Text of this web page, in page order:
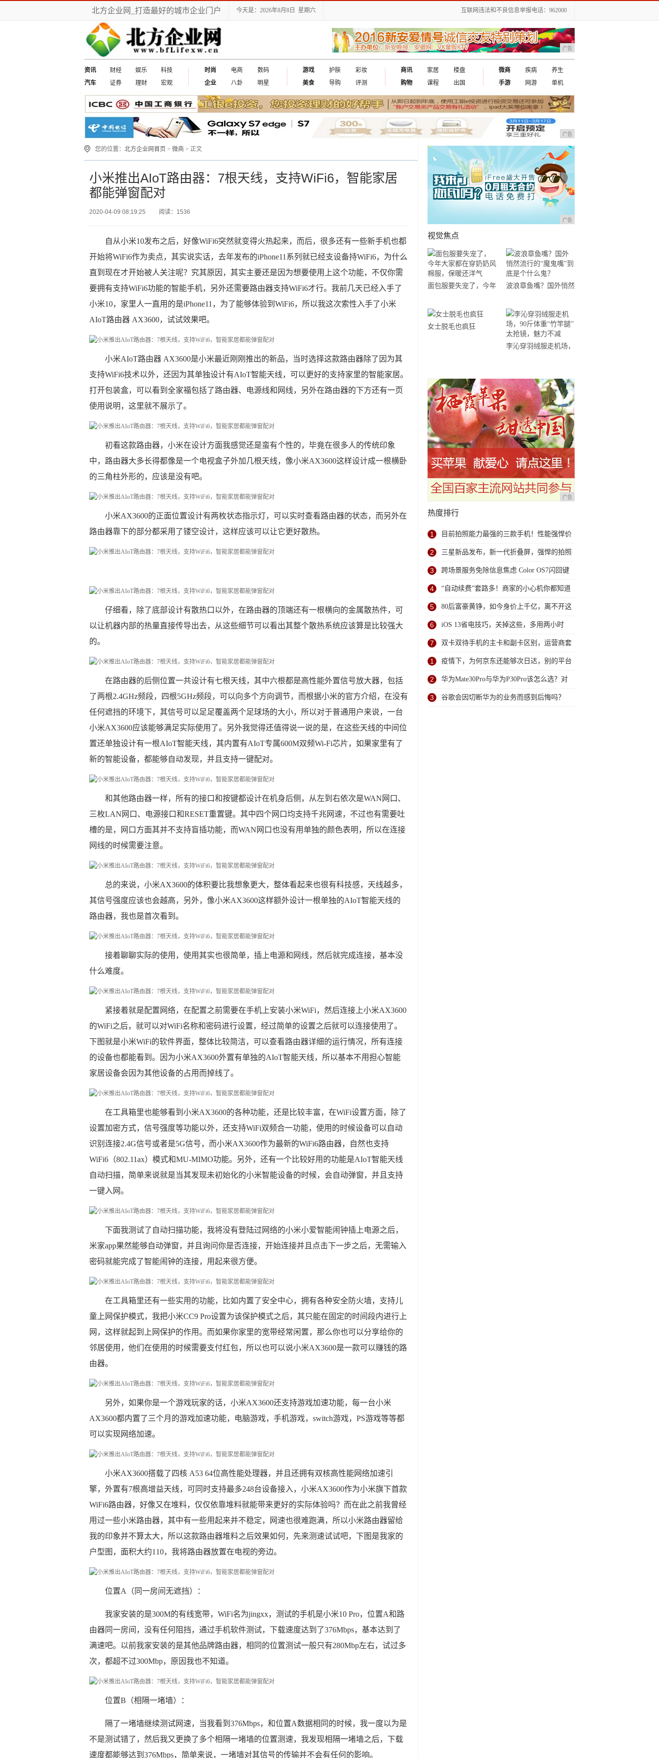
北方企业网_打造最好的城市企业门户 今天是：2026年8月8日 星期六 互联网违法和不良信息举报电话：962000
广告
资讯 财经 娱乐
科技
汽车
证券 理财 宏观
时尚 电商
数码
企业
八卦 明星
游戏 护肤
彩妆
美食
导购 评测
商讯 家居
楼盘
购物
课程 出国
微商 疾病
养生
手游
网游 单机
广告
您的位置： 北方企业网首页 > 微商 > 正文
小米推出AIoT路由器：7根天线，支持WiFi6，智能家居
都能弹窗配对
2020-04-09 08:19:25 阅读：1536
自从小米10发布之后，好像WiFi6突然就变得火热起来，而后，很多还有一些新手机也都
开始将WiFi6作为卖点，其实说实话，去年发布的iPhone11系列就已经支设备持WiFi6，为什么
直到现在才开始被人关注呢？究其原因，其实主要还是因为想要使用上这个功能，不仅你需
要拥有支持WiFi6功能的智能手机，另外还需要路由器支持WiFi6才行。我前几天已经入手了
小米10，家里人一直用的是iPhone11，为了能够体验到WiFi6，所以我这次索性入手了小米
AIoT路由器 AX3600，试试效果吧。
小米AIoT路由器 AX3600是小米最近刚刚推出的新品，当时选择这款路由器除了因为其
支持WiFi6技术以外，还因为其单独设计有AIoT智能天线，可以更好的支持家里的智能家居。
打开包装盒，可以看到全家福包括了路由器、电源线和网线，另外在路由器的下方还有一页
使用说明，这里就不展示了。
初看这款路由器，小米在设计方面我感觉还是蛮有个性的，毕竟在很多人的传统印象
中，路由器大多长得都像是一个电视盒子外加几根天线，像小米AX3600这样设计成一根横卧
的三角柱外形的，应该是没有吧。
小米AX3600的正面位置设计有两枚状态指示灯，可以实时查看路由器的状态，而另外在
路由器靠下的部分都采用了镂空设计，这样应该可以让它更好散热。
仔细看，除了底部设计有散热口以外，在路由器的顶端还有一根横向的金属散热件，可
以让机器内部的热量直接传导出去，从这些细节可以看出其整个散热系统应该算是比较强大
的。
在路由器的后侧位置一共设计有七根天线，其中六根都是高性能外置信号放大器，包括
了两根2.4GHz频段，四根5GHz频段，可以向多个方向调节，而根据小米的官方介绍，在没有
任何遮挡的环境下，其信号可以足足覆盖两个足球场的大小，所以对于普通用户来说，一台
小米AX3600应该能够满足实际使用了。另外我觉得还值得说一说的是，在这些天线的中间位
置还单独设计有一根AIoT智能天线，其内置有AIoT专属600M双频Wi-Fi芯片，如果家里有了
新的智能设备，都能够自动发现，并且支持一键配对。
和其他路由器一样，所有的接口和按键都设计在机身后侧，从左到右依次是WAN网口、
三枚LAN网口、电源接口和RESET重置键。其中四个网口均支持千兆网速，不过也有需要吐
槽的是，网口方面其并不支持盲插功能，而WAN网口也没有用单独的颜色表明，所以在连接
网线的时候需要注意。
总的来说，小米AX3600的体积要比我想象更大，整体看起来也很有科技感，天线越多，
其信号强度应该也会越高，另外，像小米AX3600这样额外设计一根单独的AIoT智能天线的
路由器，我也是首次看到。
接着聊聊实际的使用，使用其实也很简单，插上电源和网线，然后就完成连接，基本没
什么难度。
紧接着就是配置网络，在配置之前需要在手机上安装小米WiFi，然后连接上小米AX3600
的WiFi之后，就可以对WiFi名称和密码进行设置，经过简单的设置之后就可以连接使用了。
下图就是小米WiFi的软件界面，整体比较简洁，可以查看路由器详细的运行情况，所有连接
的设备也都能看到。因为小米AX3600外置有单独的AIoT智能天线，所以基本不用担心智能
家居设备会因为其他设备的占用而掉线了。
在工具箱里也能够看到小米AX3600的各种功能，还是比较丰富，在WiFi设置方面，除了
设置加密方式，信号强度等功能以外，还支持WiFi双频合一功能，使用的时候设备可以自动
识别连接2.4G信号或者是5G信号，而小米AX3600作为最新的WiFi6路由器，自然也支持
WiFi6（802.11ax）模式和MU-MIMO功能。另外，还有一个比较好用的功能是AIoT智能天线
自动扫描，简单来说就是当其发现未初始化的小米智能设备的时候，会自动弹窗，并且支持
一键入网。
下面我测试了自动扫描功能，我将没有登陆过网络的小米小爱智能闹钟插上电源之后，
米家app果然能够自动弹窗，并且询问你是否连接，开始连接并且点击下一步之后，无需输入
密码就能完成了智能闹钟的连接，用起来很方便。
在工具箱里还有一些实用的功能，比如内置了安全中心，拥有各种安全防火墙，支持儿
童上网保护模式，我把小米CC9 Pro设置为该保护模式之后，其只能在固定的时间段内进行上
网，这样就起到上网保护的作用。而如果你家里的宽带经常闲置，那么你也可以分享给你的
邻居使用，他们在使用的时候需要支付红包，所以也可以说小米AX3600是一款可以赚钱的路
由器。
另外，如果你是一个游戏玩家的话，小米AX3600还支持游戏加速功能，每一台小米
AX3600都内置了三个月的游戏加速功能，电脑游戏，手机游戏，switch游戏，PS游戏等等都
可以实现网络加速。
小米AX3600搭载了四核 A53 64位高性能处理器，并且还拥有双核高性能网络加速引
擎，外置有7根高增益天线，可同时支持最多248台设备接入，小米AX3600作为小米旗下首款
WiFi6路由器，好像又在堆料，仅仅依靠堆料就能带来更好的实际体验吗？而在此之前我曾经
用过一些小米路由器，其中有一些用起来并不稳定，网速也很难跑满，所以小米路由器留给
我的印象并不算太大，所以这款路由器堆料之后效果如何，先来测速试试吧，下图是我家的
户型图，面积大约110，我将路由器放置在电视的旁边。
位置A（同一房间无遮挡）：
我家安装的是300M的有线宽带，WiFi名为jingxx，测试的手机是小米10 Pro，位置A和路
由器同一房间，没有任何阻挡，通过手机软件测试，下载速度达到了376Mbps，基本达到了
满速吧。以前我家安装的是其他品牌路由器，相同的位置测试一般只有280Mbp左右，试过多
次，都超不过300Mbp，原因我也不知道。
位置B（相隔一堵墙）：
隔了一堵墙继续测试网速，当我看到376Mbps，和位置A数据相同的时候，我一度以为是
不是测试错了，然后我又更换了多个相隔一堵墙的位置测速，我发现相隔一堵墙之后，下载
速度都能够达到376Mbps，简单来说，一堵墙对其信号的传输并不会有任何的影响。
广告
视觉焦点
面包服要失宠了，今年
服，保暖还洋气
波浪章鱼嘴？国外悄然
个什么鬼？
女士脱毛也疯狂
李沁穿羽绒服走机场，
广告
热度排行
1 目前拍照能力最强的三款手机！性能强悍价
格实惠，过年用很有面子
2 三星新品发布，新一代折叠屏，强悍的拍照
表现，展现机皇本色
3 跨场景服务免除信息焦虑 Color OS7闪回键
让你尽在掌握
4 “自动续费”套路多！商家的小心机你都知道
吗？教你实用4招轻松避免
5 80后富豪黄铮，如今身价上千亿，离不开这
三位商业大佬的帮助
6 iOS 13省电技巧，关掉这些，多用两小时
7 双卡双待手机的主卡和副卡区别，运营商套
餐中的主卡和副卡区别
1 疫情下，为何京东还能够次日达，别的平台
甚至都不会发货。
2 华为Mate30Pro与华为P30Pro该怎么选？对
比这4点后，一目了然
3 谷歌会因切断华为的业务而感到后悔吗？